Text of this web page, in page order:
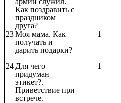
Как поздравить с
праздником
друга?
23Моя мама. Как
получать и
дарить подарки?
1
24 Для чего
придуман
этикет?.
Приветствие при
встрече.
1